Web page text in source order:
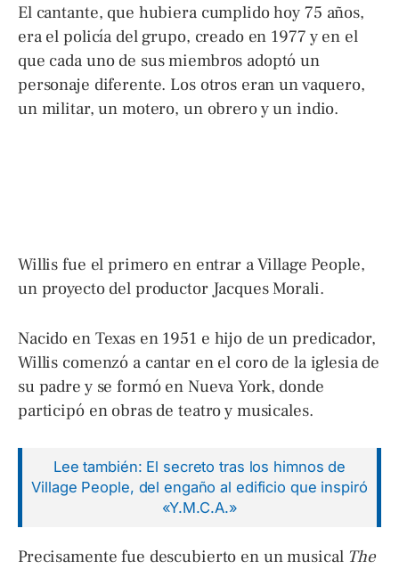
El cantante, que hubiera cumplido hoy 75 años,
era el policía del grupo, creado en 1977 y en el
que cada uno de sus miembros adoptó un
personaje diferente. Los otros eran un vaquero,
un militar, un motero, un obrero y un indio.
Willis fue el primero en entrar a Village People,
un proyecto del productor Jacques Morali.
Nacido en Texas en 1951 e hijo de un predicador,
Willis comenzó a cantar en el coro de la iglesia de
su padre y se formó en Nueva York, donde
participó en obras de teatro y musicales.
Lee también: El secreto tras los himnos de
Village People, del engaño al edificio que inspiró
«Y.M.C.A.»
Precisamente fue descubierto en un musical The